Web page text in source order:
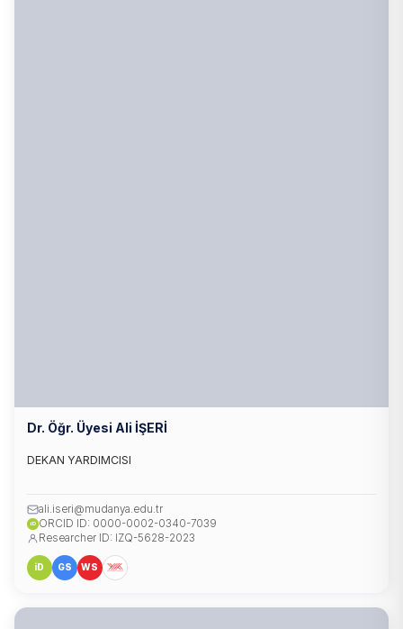
Dr. Öğr. Üyesi Ali İŞERİ
DEKAN YARDIMCISI
ali.iseri@mudanya.edu.tr
iD ORCID ID: 0000-0002-0340-7039
Researcher ID: IZQ-5628-2023
iD GS WS